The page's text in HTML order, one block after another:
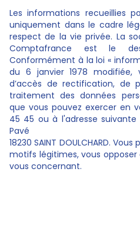
Les informations recueillies
uniquement dans le cadre
respect de la vie privée. La
Comptafrance est le
Conformément à la loi «
du 6 janvier 1978 modifiée,
d’accès de rectification, de
traitement des données
que vous pouvez exercer en
45 45 ou à l'adresse
Pavé
18230 SAINT DOULCHARD.
motifs légitimes, vous
vous concernant.